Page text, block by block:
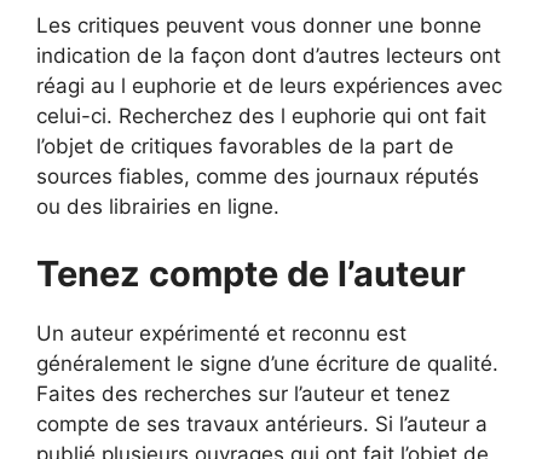
Les critiques peuvent vous donner une bonne
indication de la façon dont d’autres lecteurs ont
réagi au l euphorie et de leurs expériences avec
celui-ci. Recherchez des l euphorie qui ont fait
l’objet de critiques favorables de la part de
sources fiables, comme des journaux réputés
ou des librairies en ligne.
Tenez compte de l’auteur
Un auteur expérimenté et reconnu est
généralement le signe d’une écriture de qualité.
Faites des recherches sur l’auteur et tenez
compte de ses travaux antérieurs. Si l’auteur a
publié plusieurs ouvrages qui ont fait l’objet de